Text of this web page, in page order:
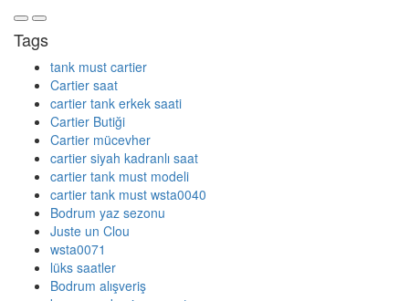
Tags
tank must cartier
Cartier saat
cartier tank erkek saati
Cartier Butiği
Cartier mücevher
cartier siyah kadranlı saat
cartier tank must modeli
cartier tank must wsta0040
Bodrum yaz sezonu
Juste un Clou
wsta0071
lüks saatler
Bodrum alışveriş